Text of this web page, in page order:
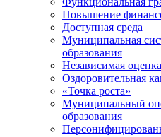
Повышение
Доступная среда
Муниципальная
образования
Независимая
Оздоровительная
«Точка роста»
Муниципальный
образования